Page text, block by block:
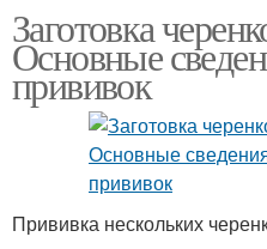
Заготовка
Основные
прививок
Прививка нескольких